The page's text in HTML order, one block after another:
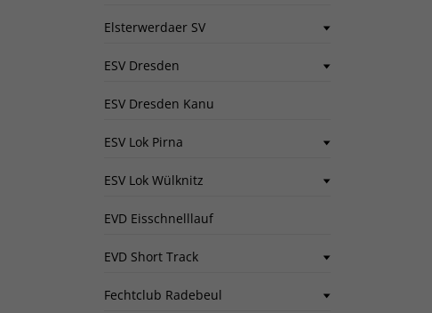
Elsterwerdaer SV
ESV Dresden
ESV Dresden Kanu
ESV Lok Pirna
ESV Lok Wülknitz
EVD Eisschnelllauf
EVD Short Track
Fechtclub Radebeul